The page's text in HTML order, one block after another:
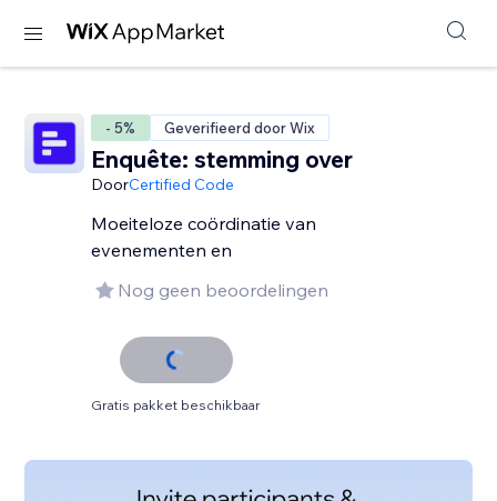
- 5% Geverifieerd door Wix
Enquête: stemming over
DoorCertified Code
Moeiteloze coördinatie van
evenementen en
Nog geen beoordelingen
Gratis pakket beschikbaar